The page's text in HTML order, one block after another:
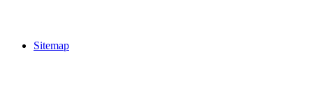
Sitemap